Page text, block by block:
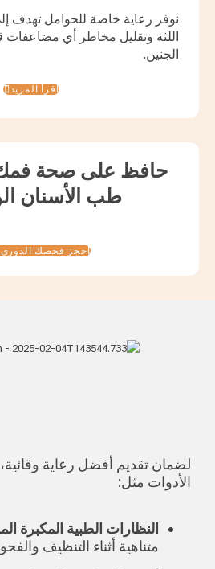
نوفر رعاية خاصة للحوامل تهدف
اللثة وتقليل مخاطر أي مضاعفات
الجنين.
اقرأ المزيد
حافظ على صحة
طب الأسنان
احجز فحصك الدوري
لضمان تقديم أفضل رعاية
الأدوات مثل:
النظارات الطبية المكبرة
متناهية أثناء التنظيف